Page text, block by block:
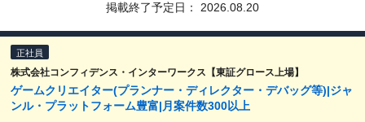
掲載終了予定日： 2026.08.20
正社員
株式会社コンフィデンス・インターワークス【東証グロース上場】
ゲームクリエイター(プランナー・ディレクター・デバッグ等)|ジャ
ンル・プラットフォーム豊富|月案件数300以上